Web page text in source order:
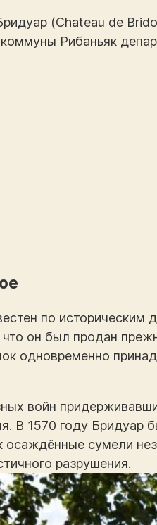
(Chateau de
Рибаньяк
по историческим
что он был продан
одновременно
войн
В 1570 году
осаждённые сумели
разрушения.